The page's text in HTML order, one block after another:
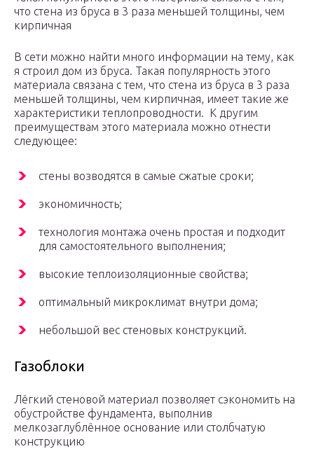
что стена из бруса в 3 раза меньшей толщины, чем
кирпичная
В сети можно найти много информации на тему, как
я строил дом из бруса. Такая популярность этого
материала связана с тем, что стена из бруса в 3 раза
меньшей толщины, чем кирпичная, имеет такие же
характеристики теплопроводности. К другим
преимуществам этого материала можно отнести
следующее:
стены возводятся в самые сжатые сроки;
экономичность;
технология монтажа очень простая и подходит
для самостоятельного выполнения;
высокие теплоизоляционные свойства;
оптимальный микроклимат внутри дома;
небольшой вес стеновых конструкций.
Газоблоки
Лёгкий стеновой материал позволяет сэкономить на
обустройстве фундамента, выполнив
мелкозаглублённое основание или столбчатую
конструкцию